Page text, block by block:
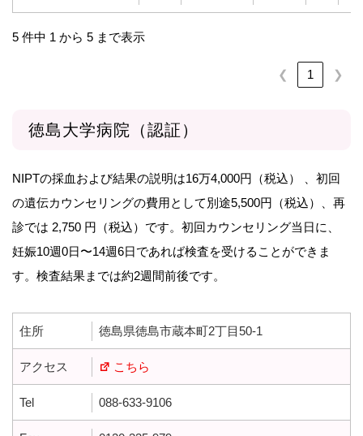
5 件中 1 から 5 まで表示
❮ 1 ❯
徳島大学病院（認証）
NIPTの採血および結果の説明は16万4,000円（税込） 、初回
の遺伝カウンセリングの費用として別途5,500円（税込）、再
診では 2,750 円（税込）です。初回カウンセリング当日に、
妊娠10週0日〜14週6日であれば検査を受けることができま
す。検査結果までは約2週間前後です。
住所 徳島県徳島市蔵本町2丁目50-1
アクセス こちら
Tel 088-633-9106